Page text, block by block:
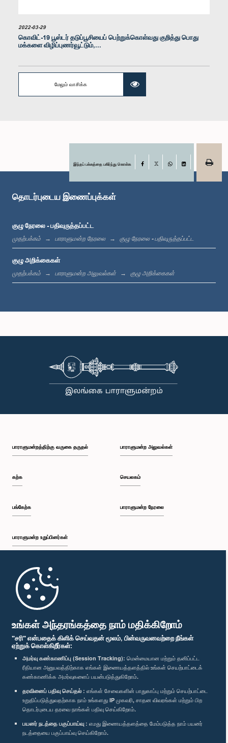
உங்கள் அந்தரங்கத்தை நாம் மதிக்கிறோம்
"சரி" என்பதைக் கிளிக் செய்வதன் மூலம், பின்வருவனவற்றை நீங்கள்
ஏற்றுக் கொள்கிறீர்கள்:
அமர்வு கண்காணிப்பு (Session Tracking): மென்மையான மற்றும் தனிப்பட்ட
ரீதியான அனுபவத்திற்காக எங்கள் இணையத்தளத்தில் உங்கள் செயற்பாட்டைக்
கண்காணிக்க அமர்வுகளைப் பயன்படுத்துகிறோம்.
தரவினைப் பதிவு செய்தல் : எங்கள் சேவைகளின் பாதுகாப்பு மற்றும் செயற்பாட்டை
உறுதிப்படுத்துவதற்காக நாம் உங்களது IP முகவரி, சாதன விவரங்கள் மற்றும் பிற
தொடர்புடைய தரவை நாங்கள் பதிவு செய்கிறோம்.
பயனர் நடத்தை பகுப்பாய்வு : எமது இணையத்தளத்தை மேம்படுத்த நாம் பயனர்
நடத்தையை பகுப்பாய்வு செய்கிறோம்.
2022-03-29
கொவிட்-19 பூஸ்டர் தடுப்பூசியைப் பெற்றுக்கொள்வது குறித்து பொது
மக்களை விழிப்புணர்வூட்டும்,...
மேலும் வாசிக்க
இந்தப் பக்கத்தை பகிர்ந்து கொள்க Facebook
LinkedIn
தொடர்புடைய இணைப்புக்கள்
குழு நேரலை - பதிவுருத்தப்பட்ட
முதற்பக்கம் பாராளுமன்ற நேரலை குழு நேரலை - பதிவுருத்தப்பட்ட
குழு அறிக்கைகள்
முதற்பக்கம் பாராளுமன்ற அலுவல்கள் குழு அறிக்கைகள்
பாராளுமன்றத்திற்கு வருகை தருதல்
கற்க
பங்கேற்க
பாராளுமன்ற உறுப்பினர்கள்
முதற்பக்கம்
பாராளுமன்ற அலுவல்கள்
செயலகம்
பாராளுமன்ற நேரலை
பாராளுமன்ற கையடக்க செயலி
எம்மை பின்தொடர்க :
விருதுகள்
தனியுரிமைக் கொள்கை